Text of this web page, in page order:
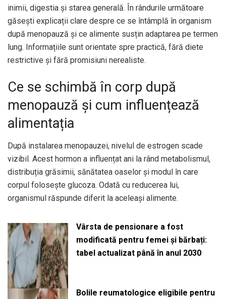
inimii, digestia și starea generală. În rândurile următoare
găsești explicații clare despre ce se întâmplă în organism
după menopauză și ce alimente susțin adaptarea pe termen
lung. Informațiile sunt orientate spre practică, fără diete
restrictive și fără promisiuni nerealiste.
Ce se schimbă în corp după
menopauză și cum influențează
alimentația
După instalarea menopauzei, nivelul de estrogen scade
vizibil. Acest hormon a influențat ani la rând metabolismul,
distribuția grăsimii, sănătatea oaselor și modul în care
corpul folosește glucoza. Odată cu reducerea lui,
organismul răspunde diferit la aceleași alimente.
Vârsta de pensionare a fost
modificată pentru femei și bărbați:
tabel actualizat până în anul 2030
Bolile reumatologice eligibile pentru